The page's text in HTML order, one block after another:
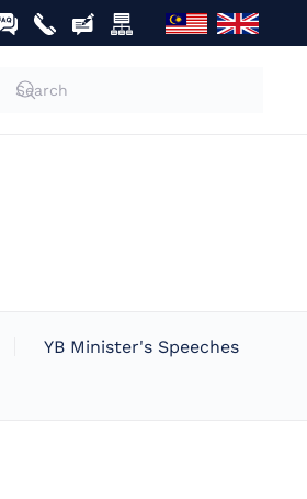
YB Minister's Speeches